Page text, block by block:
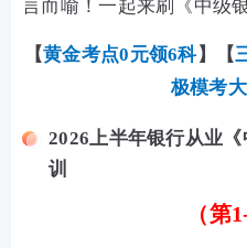
言而喻！一起来刷《中级
【黄金考点0元领6科】 【
极模考
2026上半年银行从业
训
（第